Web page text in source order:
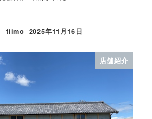
tiimo 2025年11月16日
店舗紹介